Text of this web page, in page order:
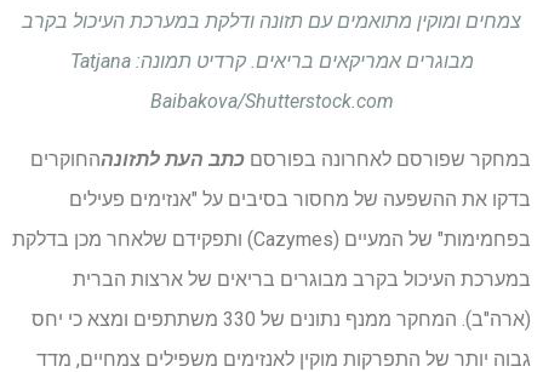
צמחים ומוקין מתואמים עם תזונה ודלקת במערכת העיכול בקרב
מבוגרים אמריקאים בריאים. קרדיט תמונה: Tatjana
Baibakova/Shutterstock.com
במחקר שפורסם לאחרונה בפורסם כתב העת לתזונההחוקרים
בדקו את ההשפעה של מחסור בסיבים על "אנזימים פעילים
בפחמימות" של המעיים (Cazymes) ותפקידם שלאחר מכן בדלקת
במערכת העיכול בקרב מבוגרים בריאים של ארצות הברית
(ארה"ב). המחקר ממנף נתונים של 330 משתתפים ומצא כי יחס
גבוה יותר של התפרקות מוקין לאנזימים משפילים צמחיים, מדד